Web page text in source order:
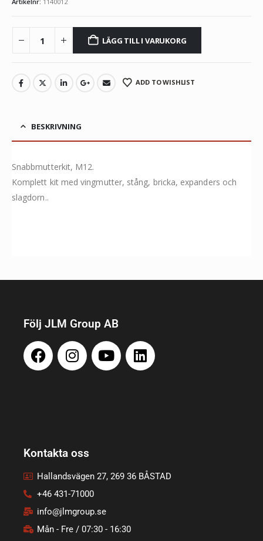
LÄGG TILL I VARUKORG
ADD TO WISHLIST
BESKRIVNING
Snabbmutterkit, M12.
Komplett kit med vingmutter, stång, bricka, expanders och
slagdorn..
Följ JLM Group AB
Kontakta oss
Hallandsvägen 27, 269 36 BÅSTAD
+46 431-71000
info@jlmgroup.se
Mån - Fre / 07:30 - 16:30